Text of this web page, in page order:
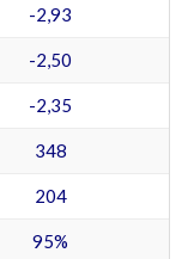
-2,93
-2,50
-2,35
348
204
95%